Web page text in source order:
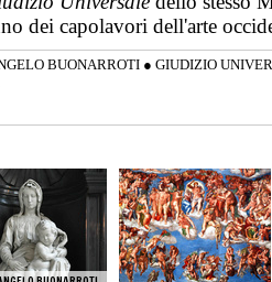
dei capolavori dell'arte
BUONARROTI ● GIUDIZIO